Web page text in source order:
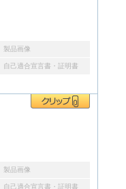
製品画像
自己適合宣言書・証明書
製品画像
自己適合宣言書・証明書